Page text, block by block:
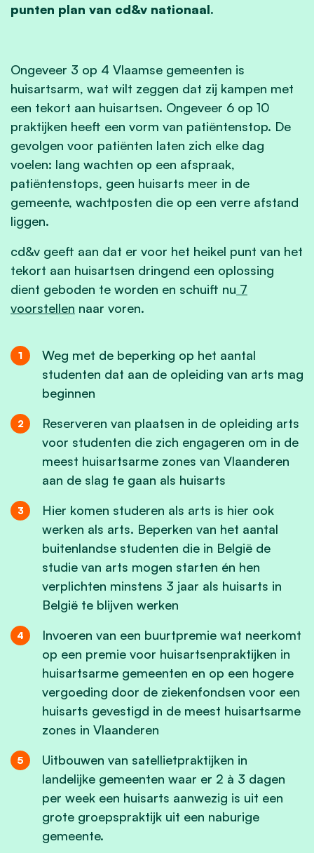
punten plan van cd&v nationaal.
Ongeveer 3 op 4 Vlaamse gemeenten is
huisartsarm, wat wilt zeggen dat zij kampen met
een tekort aan huisartsen. Ongeveer 6 op 10
praktijken heeft een vorm van patiëntenstop. De
gevolgen voor patiënten laten zich elke dag
voelen: lang wachten op een afspraak,
patiëntenstops, geen huisarts meer in de
gemeente, wachtposten die op een verre afstand
liggen.
cd&v geeft aan dat er voor het heikel punt van het
tekort aan huisartsen dringend een oplossing
dient geboden te worden en schuift nu 7
voorstellen naar voren.
Weg met de beperking op het aantal
studenten dat aan de opleiding van arts mag
beginnen
Reserveren van plaatsen in de opleiding arts
voor studenten die zich engageren om in de
meest huisartsarme zones van Vlaanderen
aan de slag te gaan als huisarts
Hier komen studeren als arts is hier ook
werken als arts. Beperken van het aantal
buitenlandse studenten die in België de
studie van arts mogen starten én hen
verplichten minstens 3 jaar als huisarts in
België te blijven werken
Invoeren van een buurtpremie wat neerkomt
op een premie voor huisartsenpraktijken in
huisartsarme gemeenten en op een hogere
vergoeding door de ziekenfondsen voor een
huisarts gevestigd in de meest huisartsarme
zones in Vlaanderen
Uitbouwen van satellietpraktijken in
landelijke gemeenten waar er 2 à 3 dagen
per week een huisarts aanwezig is uit een
grote groepspraktijk uit een naburige
gemeente.